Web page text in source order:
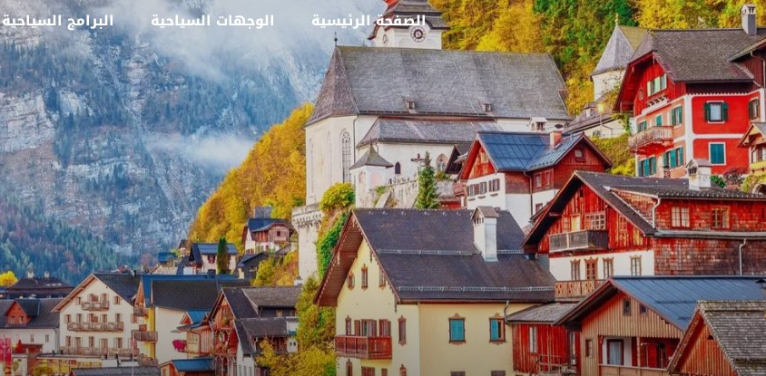
الصفحة الرئيسية الوجهات السياحية البرامج السياحية